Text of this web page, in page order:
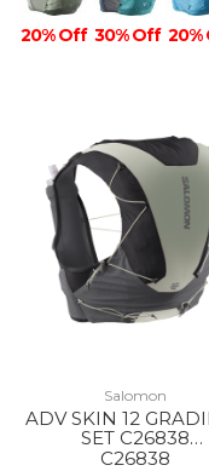
20% Off 30% Off 20%
Salomon
ADV SKIN 12
SET C26838
PHANTOM/C26838